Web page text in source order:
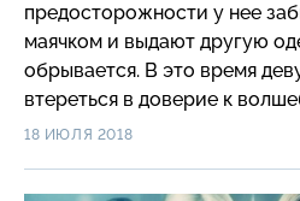
предосторожности у нее
маячком и выдают другую
обрывается. В это время
втереться в доверие к
Вустеру, который связан с
18 ИЮЛЯ 2018